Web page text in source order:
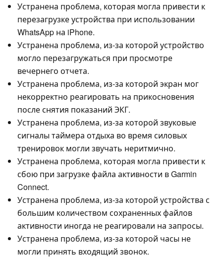
Устранена проблема, которая могла привести к
перезагрузке устройства при использовании
WhatsApp на iPhone.
Устранена проблема, из-за которой устройство
могло перезагружаться при просмотре
вечернего отчета.
Устранена проблема, из-за которой экран мог
некорректно реагировать на прикосновения
после снятия показаний ЭКГ.
Устранена проблема, из-за которой звуковые
сигналы таймера отдыха во время силовых
тренировок могли звучать неритмично.
Устранена проблема, которая могла привести к
сбою при загрузке файла активности в Garmin
Connect.
Устранена проблема, из-за которой устройства с
большим количеством сохраненных файлов
активности иногда не реагировали на запросы.
Устранена проблема, из-за которой часы не
могли принять входящий звонок.